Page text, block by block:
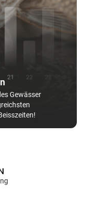
Gewässer